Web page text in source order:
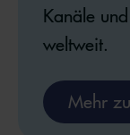
Kanäle
weltweit.
Mehr